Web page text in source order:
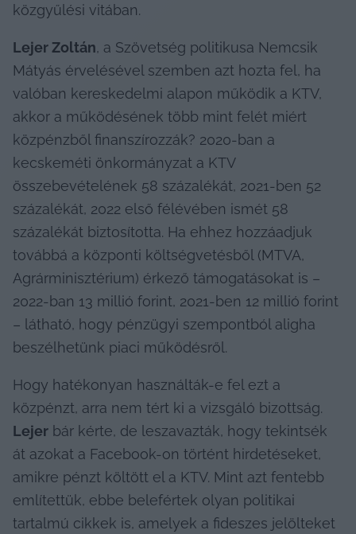
közgyűlési vitában.
Lejer Zoltán, a Szövetség politikusa Nemcsik
Mátyás érvelésével szemben azt hozta fel, ha
valóban kereskedelmi alapon működik a KTV,
akkor a működésének több mint felét miért
közpénzből finanszírozzák? 2020-ban a
kecskeméti önkormányzat a KTV
összebevételének 58 százalékát, 2021-ben 52
százalékát, 2022 első félévében ismét 58
százalékát biztosította. Ha ehhez hozzáadjuk
továbbá a központi költségvetésből (MTVA,
Agrárminisztérium) érkező támogatásokat is –
2022-ban 13 millió forint, 2021-ben 12 millió forint
– látható, hogy pénzügyi szempontból aligha
beszélhetünk piaci működésről.
Hogy hatékonyan használták-e fel ezt a
Lejer bár kérte, de leszavazták, hogy tekintsék
át azokat a Facebook-on történt hirdetéseket,
amikre pénzt költött el a KTV. Mint azt fentebb
említettük, ebbe belefértek olyan politikai
tartalmú cikkek is, amelyek a fideszes jelölteket